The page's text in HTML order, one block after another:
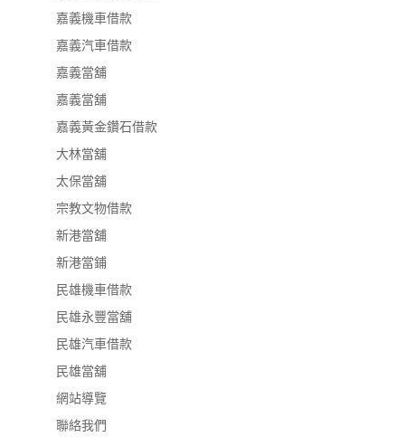
嘉義機車借款
嘉義汽車借款
嘉義當舖
嘉義當舖
嘉義黃金鑽石借款
大林當舖
太保當舖
宗教文物借款
新港當舖
新港當鋪
民雄機車借款
民雄永豐當舖
民雄汽車借款
民雄當舖
網站導覽
聯絡我們